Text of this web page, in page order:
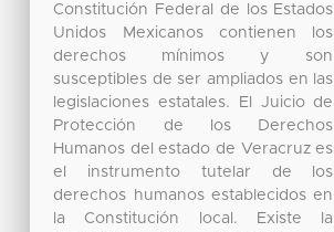
Constitución Federal de los Estados
Unidos Mexicanos contienen los
derechos mínimos y son
susceptibles de ser ampliados en las
legislaciones estatales. El Juicio de
Protección de los Derechos
Humanos del estado de Veracruz es
el instrumento tutelar de los
derechos humanos establecidos en
la Constitución local. Existe la